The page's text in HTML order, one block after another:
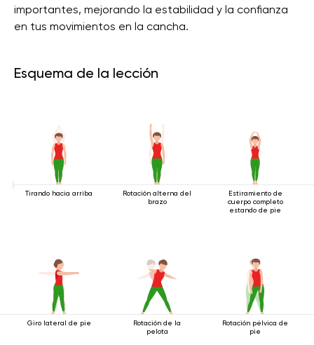
importantes, mejorando la estabilidad y la confianza
en tus movimientos en la cancha.
Esquema de la lección
Tirando hacia arriba
Rotación alterna del
brazo
Estiramiento de
cuerpo completo
estando de pie
Giro lateral de pie
Rotación de la
pelota
Rotación pélvica de
pie